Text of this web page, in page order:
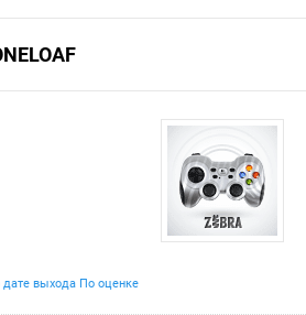
дате выхода По оценке